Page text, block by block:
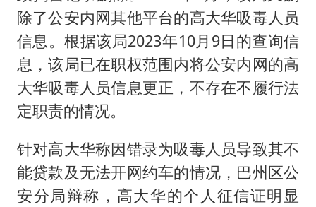
除了公安内网其他平台的高大华吸毒人员
信息。根据该局2023年10月9日的查询信
息，该局已在职权范围内将公安内网的高
大华吸毒人员信息更正，不存在不履行法
定职责的情况。
针对高大华称因错录为吸毒人员导致其不
能贷款及无法开网约车的情况，巴州区公
安分局辩称，高大华的个人征信证明显